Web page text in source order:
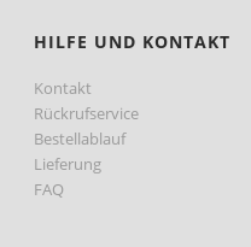
HILFE UND KONTAKT
Kontakt
Rückrufservice
Bestellablauf
Lieferung
FAQ